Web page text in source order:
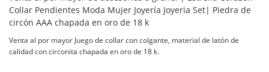
Collar Pendientes Moda Mujer Joyería Joyeria Set| Piedra de
circón AAA chapada en oro de 18 k
Venta al por mayor Juego de collar con colgante, material de latón de
calidad con circonita chapada en oro de 18 k.